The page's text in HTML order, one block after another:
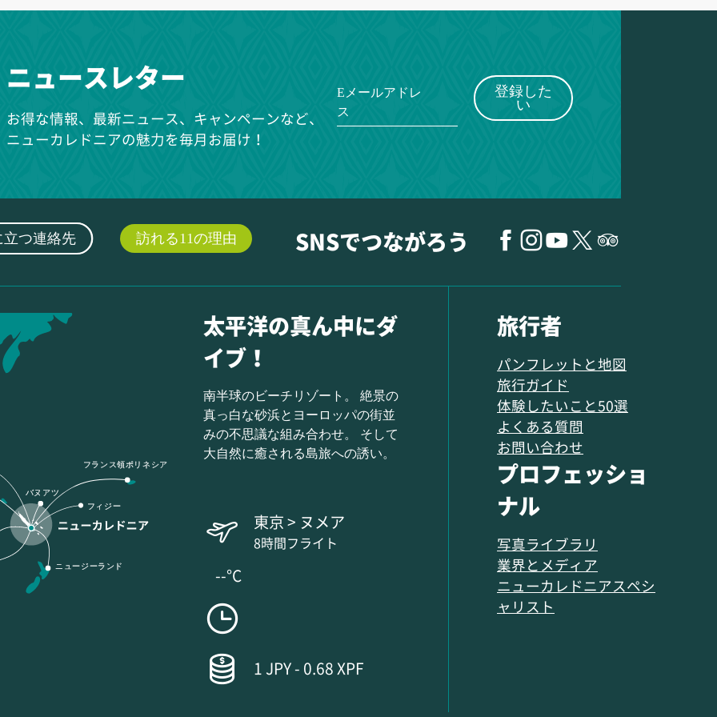
ニュースレター
お得な情報、最新ニュース、キャンペーンなど、
ニューカレドニアの魅力を毎月お届け！
Eメールアドレ
ス
登録した
い
立つ連絡先 訪れる11の理由 SNSでつながろう
フランス領ポリネシア
フィジー
ニュージーランド
バヌアツ
太平洋の真ん中にダ
イブ！
南半球のビーチリゾート。 絶景の
真っ白な砂浜とヨーロッパの街並
みの不思議な組み合わせ。 そして
大自然に癒される島旅への誘い。
東京 > ヌメア
8時間フライト
--°C
1 JPY - 0.68 XPF
旅行者
パンフレットと地図
旅行ガイド
体験したいこと50選
よくある質問
お問い合わせ
プロフェッショ
ナル
写真ライブラリ
業界とメディア
ニューカレドニアスペシ
ャリスト